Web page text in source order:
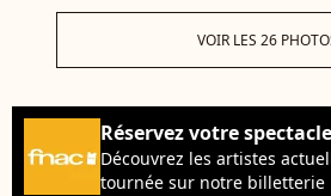
VOIR LES 26
Réservez votre spectacle
Découvrez les artistes
tournée sur notre billetterie